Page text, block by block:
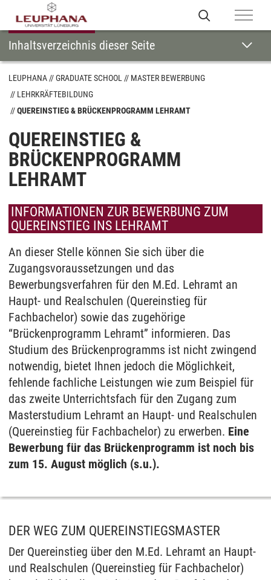
LEUPHANA GRADUATE SCHOOL
MASTER BEWERBUNG
LEHRKRÄFTEBILDUNG
QUEREINSTIEG & BRÜCKENPROGRAMM LEHRAMT
QUEREINSTIEG &
BRÜCKENPROGRAMM
LEHRAMT
INFORMATIONEN ZUR BEWERBUNG ZUM
QUEREINSTIEG INS LEHRAMT
An dieser Stelle können Sie sich über die
Zugangsvoraussetzungen und das
Bewerbungsverfahren für den M.Ed. Lehramt an
Haupt- und Realschulen (Quereinstieg für
Fachbachelor) sowie das zugehörige
“Brückenprogramm Lehramt” informieren. Das
Studium des Brückenprogramms ist nicht zwingend
notwendig, bietet Ihnen jedoch die Möglichkeit,
fehlende fachliche Leistungen wie zum Beispiel für
das zweite Unterrichtsfach für den Zugang zum
Masterstudium Lehramt an Haupt- und Realschulen
(Quereinstieg für Fachbachelor) zu erwerben. Eine
Bewerbung für das Brückenprogramm ist noch bis
zum 15. August möglich (s.u.).
Inhaltsverzeichnis dieser Seite
DER WEG ZUM QUEREINSTIEGSMASTER
Der Quereinstieg über den M.Ed. Lehramt an Haupt-
und Realschulen (Quereinstieg für Fachbachelor)